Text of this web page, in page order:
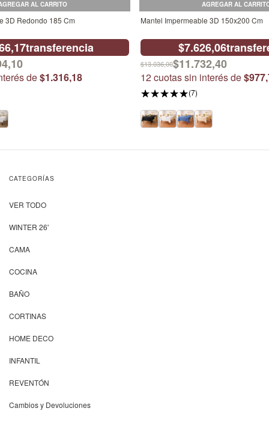
AL CARRITO
3D Redondo 185 Cm
transferencia
de$1.316,18
AGREGAR AL
Mantel Impermeable 3D 150x200 Cm
$7.626,06
$13.036,00$11.732,40
12cuotas sin interés de
(7)
CATEGORÍAS
VER TODO
WINTER 26'
CAMA
COCINA
BAÑO
CORTINAS
HOME DECO
INFANTIL
REVENTÓN
Cambios y Devoluciones